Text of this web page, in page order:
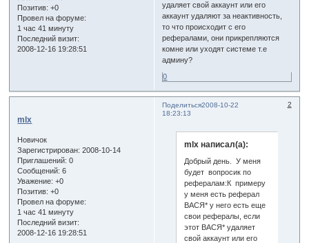
Позитив: +0
Провел на форуме:
1 час 41 минуту
Последний визит:
2008-12-16 19:28:51
удаляет свой аккаунт или его
аккаунт удаляют за неактивность,
то что происходит с его
рефералами, они прикрепляются
комне или уходят системе т.е
админу?
0
Поделиться 2
2008-10-22
18:23:13
mlx
Новичок
Зарегистрирован: 2008-10-14
Приглашений: 0
Сообщений: 6
Уважение: +0
Позитив: +0
Провел на форуме:
1 час 41 минуту
Последний визит:
2008-12-16 19:28:51
mlx написал(а):
Добрый день. У меня
будет вопросик по
рефералам:К примеру
у меня есть реферал
ВАСЯ* у него есть еще
свои рефералы, если
этот ВАСЯ* удаляет
свой аккаунт или его